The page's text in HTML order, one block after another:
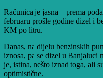
Računica je jasna – prema
februaru prošle godine dizel i
KM po litru.
Danas, na dijelu benzinskih
iznosa, pa se dizel u Banjaluci
je, istina, nešto iznad toga, ali
optimistične.